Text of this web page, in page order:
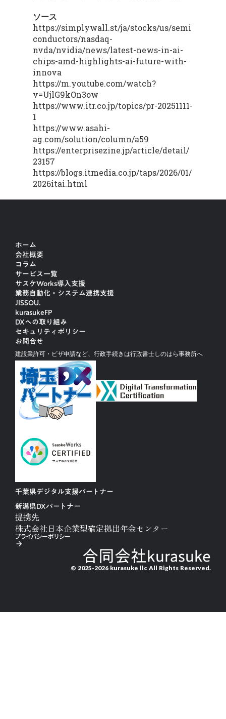
ソース
https://simplywall.st/ja/stocks/us/semi
conductors/nasdaq-
nvda/nvidia/news/latest-news-in-ai-
chips-amd-highlights-ai-future-with-
innova
https://m.youtube.com/watch?
v=UjlG9kOn3ow
https://www.itr.co.jp/topics/pr-20251111-
1
https://www.asahi-
ag.com/solution/column/a59
https://enterprisezine.jp/article/detail/
23157
https://blogs.itmedia.co.jp/taps/2026/01/
2026itai.html
ホーム
会社概要
コラム
サービス一覧
サスケWorks導入支援
業務自動化・システム連携支援
JISSOU.
kurasukeFP
DXへの取り組み
セキュリティポリシー
お問合せ
建設業許可・ビザ申請など、行政手続きは行政書士しのはら事務所へ
千葉県デジタル支援パートナー
新潟県DXパートナー
提携先
株式会社日本企業型確定拠出年金センター
合同会社kurasuke
© 2025-2026 kurasuke llc All Rights Reserved.
プライバシーポリシー
arrow_forward